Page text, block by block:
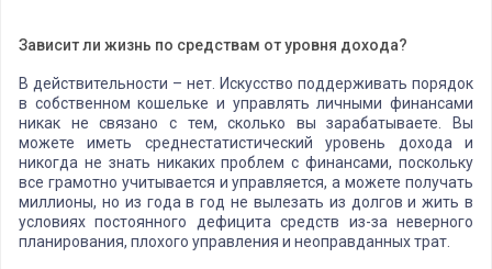
Зависит ли жизнь по средствам от уровня дохода?
В действительности – нет. Искусство поддерживать порядок
в собственном кошельке и управлять личными финансами
никак не связано с тем, сколько вы зарабатываете. Вы
можете иметь среднестатистический уровень дохода и
никогда не знать никаких проблем с финансами, поскольку
все грамотно учитывается и управляется, а можете получать
миллионы, но из года в год не вылезать из долгов и жить в
условиях постоянного дефицита средств из-за неверного
планирования, плохого управления и неоправданных трат.